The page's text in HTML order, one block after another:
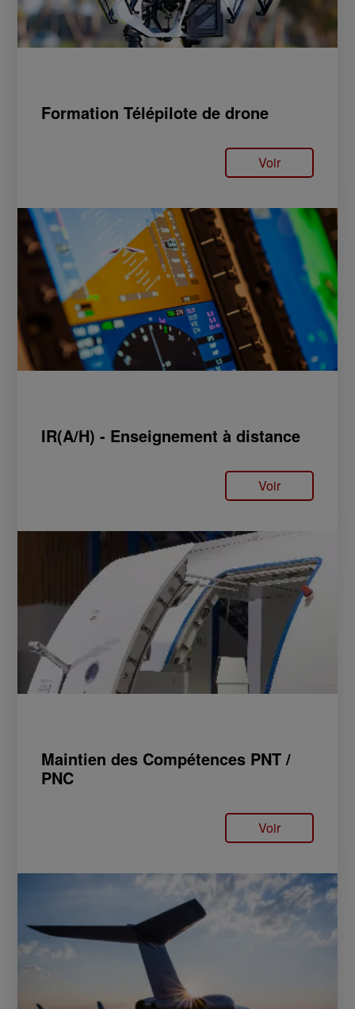
Formation Télépilote de drone
Voir
IR(A/H) - Enseignement à distance
Voir
Maintien des Compétences PNT /
PNC
Voir